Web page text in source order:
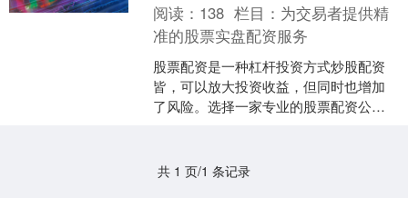
阅读： 138 栏目： 为交易者提供精
准的股票实盘配资服务
股票配资是一种杠杆投资方式炒股配资
皆，可以放大投资收益，但同时也增加
了风险。选择一家专业的股票配资公司
共 1 页/1 条记录